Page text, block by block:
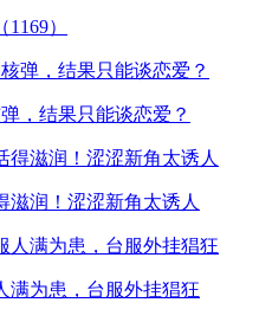
）
，结果只能谈恋爱？
滋润！涩涩新角太诱人
满为患，台服外挂猖狂